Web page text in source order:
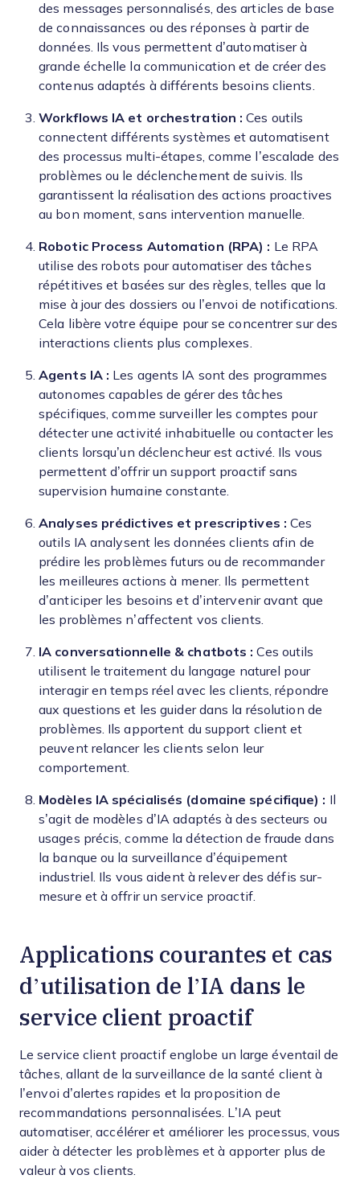
des messages personnalisés, des articles de base
de connaissances ou des réponses à partir de
données. Ils vous permettent d’automatiser à
grande échelle la communication et de créer des
contenus adaptés à différents besoins clients.
Workflows IA et orchestration : Ces outils
connectent différents systèmes et automatisent
des processus multi-étapes, comme l’escalade des
problèmes ou le déclenchement de suivis. Ils
garantissent la réalisation des actions proactives
au bon moment, sans intervention manuelle.
Robotic Process Automation (RPA) : Le RPA
utilise des robots pour automatiser des tâches
répétitives et basées sur des règles, telles que la
mise à jour des dossiers ou l’envoi de notifications.
Cela libère votre équipe pour se concentrer sur des
interactions clients plus complexes.
Agents IA : Les agents IA sont des programmes
autonomes capables de gérer des tâches
spécifiques, comme surveiller les comptes pour
détecter une activité inhabituelle ou contacter les
clients lorsqu’un déclencheur est activé. Ils vous
permettent d’offrir un support proactif sans
supervision humaine constante.
Analyses prédictives et prescriptives : Ces
outils IA analysent les données clients afin de
prédire les problèmes futurs ou de recommander
les meilleures actions à mener. Ils permettent
d’anticiper les besoins et d’intervenir avant que
les problèmes n’affectent vos clients.
IA conversationnelle & chatbots : Ces outils
utilisent le traitement du langage naturel pour
interagir en temps réel avec les clients, répondre
aux questions et les guider dans la résolution de
problèmes. Ils apportent du support client et
peuvent relancer les clients selon leur
comportement.
Modèles IA spécialisés (domaine spécifique) : Il
s’agit de modèles d’IA adaptés à des secteurs ou
usages précis, comme la détection de fraude dans
la banque ou la surveillance d’équipement
industriel. Ils vous aident à relever des défis sur-
mesure et à offrir un service proactif.
Applications courantes et cas
d’utilisation de l’IA dans le
service client proactif
Le service client proactif englobe un large éventail de
tâches, allant de la surveillance de la santé client à
l’envoi d’alertes rapides et la proposition de
recommandations personnalisées. L’IA peut
automatiser, accélérer et améliorer les processus, vous
aider à détecter les problèmes et à apporter plus de
valeur à vos clients.